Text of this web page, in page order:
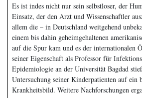
Es ist indes nicht nur sein selbstloser, der
Einsatz, der den Arzt und Wissenschaftler
allem die – in Deutschland weitgehend
einem bis dahin geheimgehaltenen
auf die Spur kam und es der internationalen
seiner Eigenschaft als Professor für
Epidemiologie an der Universität Bagdad
Untersuchung seiner Kinderpatienten auf ein
Krankheitsbild. Weitere Nachforschungen